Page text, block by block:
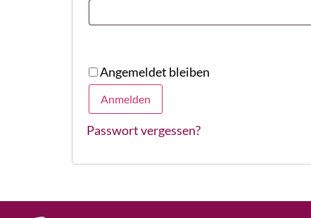
Angemeldet bleiben
Anmelden
Passwort vergessen?